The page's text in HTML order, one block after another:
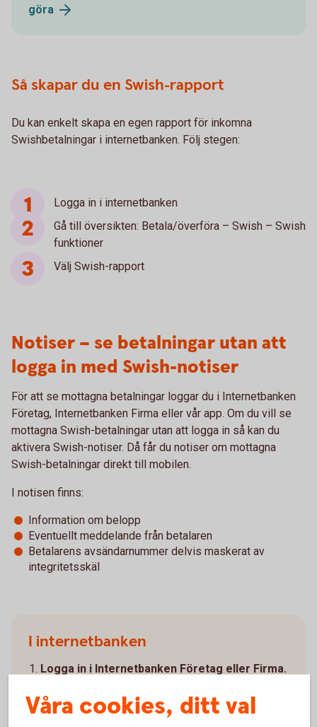
göra
Så skapar du en Swish-rapport
Du kan enkelt skapa en egen rapport för inkomna
Swishbetalningar i internetbanken. Följ stegen:
Logga in i internetbanken
Gå till översikten: Betala/överföra – Swish – Swish
funktioner
Välj Swish-rapport
Notiser – se betalningar utan att
logga in med Swish-notiser
För att se mottagna betalningar loggar du i Internetbanken
Företag, Internetbanken Firma eller vår app. Om du vill se
mottagna Swish-betalningar utan att logga in så kan du
aktivera Swish-notiser. Då får du notiser om mottagna
Swish-betalningar direkt till mobilen.
I notisen finns:
Information om belopp
Eventuellt meddelande från betalaren
Betalarens avsändarnummer delvis maskerat av
integritetsskäl
I internetbanken
Logga in i Internetbanken Företag eller Firma.
Om ni redan har tjänsten "Bevaka ärenden" - välj
Våra cookies, ditt val